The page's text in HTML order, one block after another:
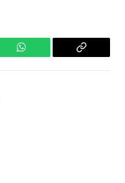
WhatsApp
Copy